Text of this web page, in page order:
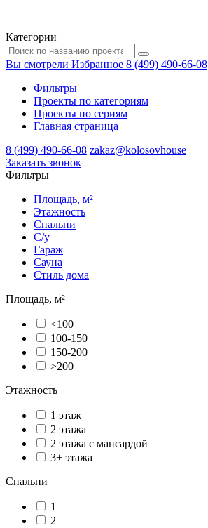
Категории
Вы смотрели Избранное 8 (499) 490-66-08
Фильтры
Проекты по категориям
Проекты по сериям
Главная страница
8 (499) 490-66-08 zakaz@kolosovhouse
3аказать звонок
Фильтры
Площадь, м²
Этажность
Спальни
С/у
Гараж
Сауна
Стиль дома
Площадь, м²
<100
100-150
150-200
>200
Этажность
1 этаж
2 этажа
2 этажа с мансардой
3+ этажа
Спальни
1
2